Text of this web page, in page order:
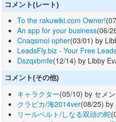
コメント(レート)
To the rakuwiki.com Owner!
An app for your business(06/
Cnaqsmoi opher(03/01) by
LeadsFly.biz - Your Free
Dszqxbmfe(12/14) by Libby
コメント(その他)
キャラクター(05/10) by セメン
クラピカ/海2014ver(08/25) by
リールベルト/しなる双頭の蛇